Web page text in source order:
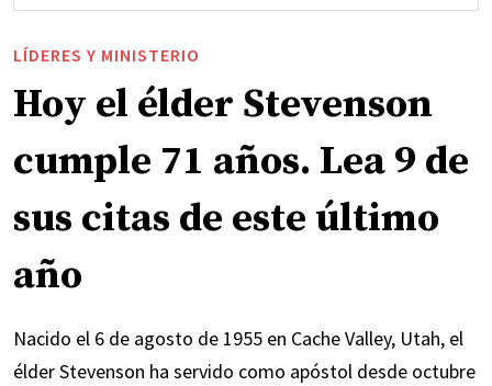
LÍDERES Y MINISTERIO
Hoy el élder Stevenson
cumple 71 años. Lea 9 de
sus citas de este último
año
Nacido el 6 de agosto de 1955 en Cache Valley, Utah, el
élder Stevenson ha servido como apóstol desde octubre